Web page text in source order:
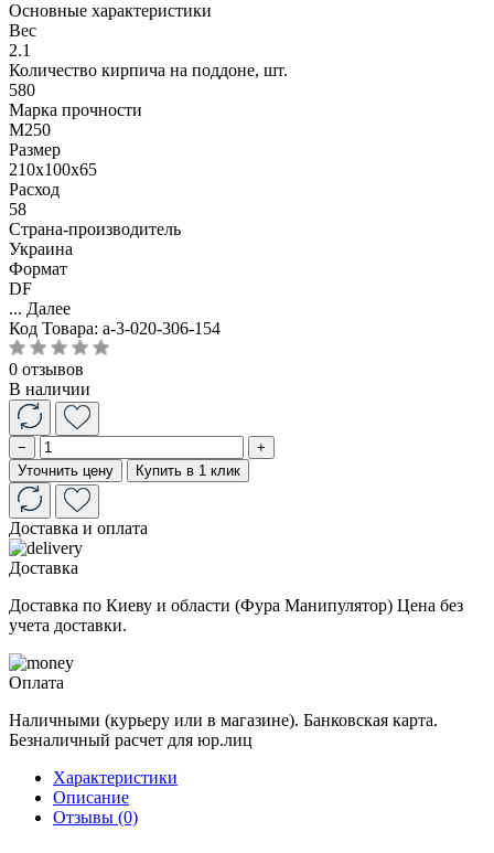
Основные характеристики
Вес
2.1
Количество кирпича на поддоне, шт.
580
Марка прочности
М250
Размер
210x100x65
Расход
58
Страна-производитель
Украина
Формат
DF
... Далее
Код Товара: a-3-020-306-154
0 отзывов
В наличии
−
+
Уточнить цену
Купить в 1 клик
Доставка и оплата
Доставка
Доставка по Киеву и области (Фура Манипулятор) Цена без
учета доставки.
Оплата
Наличными (курьеру или в магазине). Банковская карта.
Безналичный расчет для юр.лиц
Характеристики
Описание
Отзывы (0)